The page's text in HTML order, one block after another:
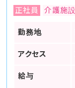
正社員 介護施
勤務地
アクセス
給与